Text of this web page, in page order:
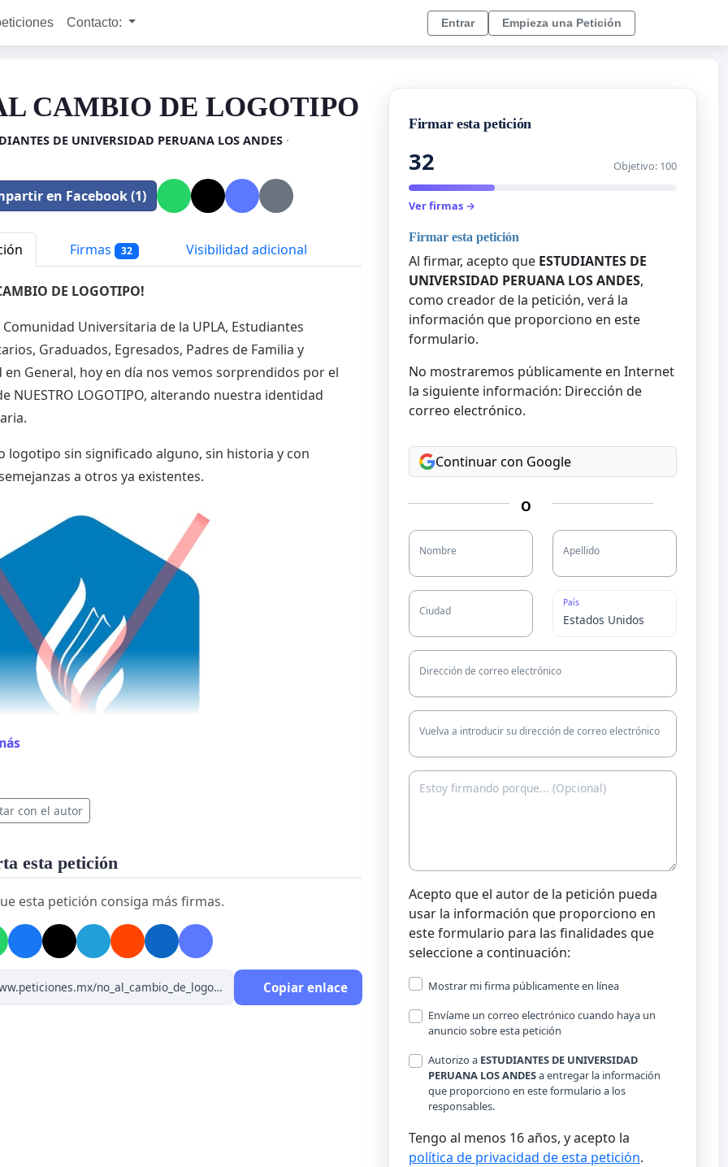
Contacto: Entrar Empieza una Petición
CAMBIO DE LOGOTIPO
DE UNIVERSIDAD PERUANA LOS ANDES·
en Facebook (1)
Firmas 32 Visibilidad adicional
DE LOGOTIPO!
Universitaria de la UPLA, Estudiantes
Graduados, Egresados, Padres de Familia y
en General, hoy en día nos vemos sorprendidos por el
NUESTRO LOGOTIPO, alterando nuestra identidad
logotipo sin significado alguno, sin historia y con
a otros ya existentes.
Por más de 40 años nos nuestro logotipo nos ha
generación tras generaciones de profesionales que
la representamos y que sin motivo justificado alguno,
cambiar, por el solo hecho de alimentar sus intereses,
con el autor
esta petición
esta petición consiga más firmas.
Copiar enlace
Firmar esta petición
32 Objetivo: 100
Ver firmas →
Firmar esta petición
Al firmar, acepto que ESTUDIANTES DE
UNIVERSIDAD PERUANA LOS ANDES,
como creador de la petición, verá la
información que proporciono en este
formulario.
No mostraremos públicamente en Internet
la siguiente información: Dirección de
correo electrónico.
Continuar con Google
O
Nombre Apellido
Ciudad
País
Dirección de correo electrónico
Vuelva a introducir su dirección de correo electrónico
Acepto que el autor de la petición pueda
usar la información que proporciono en
este formulario para las finalidades que
seleccione a continuación:
Mostrar mi firma públicamente en línea
Envíame un correo electrónico cuando haya un
anuncio sobre esta petición
Autorizo a ESTUDIANTES DE UNIVERSIDAD
PERUANA LOS ANDESa entregar la información
que proporciono en este formulario a los
responsables.
Tengo al menos 16 años, y acepto la
política de privacidad de esta petición.